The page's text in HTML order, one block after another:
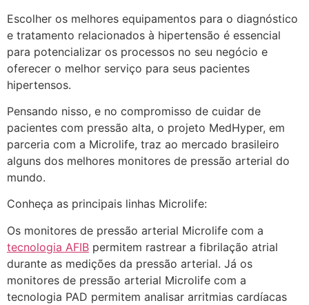
Escolher os melhores equipamentos para o diagnóstico
e tratamento relacionados à hipertensão é essencial
para potencializar os processos no seu negócio e
oferecer o melhor serviço para seus pacientes
hipertensos.
Pensando nisso, e no compromisso de cuidar de
pacientes com pressão alta, o projeto MedHyper, em
parceria com a Microlife, traz ao mercado brasileiro
alguns dos melhores monitores de pressão arterial do
mundo.
Conheça as principais linhas Microlife:
Os monitores de pressão arterial Microlife com a
tecnologia AFIB permitem rastrear a fibrilação atrial
durante as medições da pressão arterial. Já os
monitores de pressão arterial Microlife com a
tecnologia PAD permitem analisar arritmias cardíacas